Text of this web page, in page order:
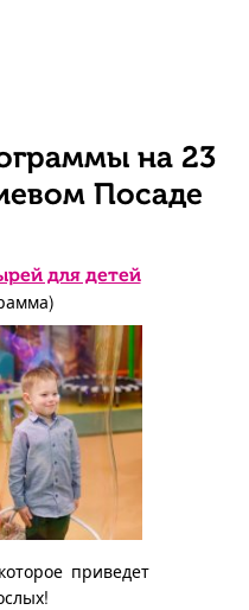
на 23
Посаде
для детей
приведет